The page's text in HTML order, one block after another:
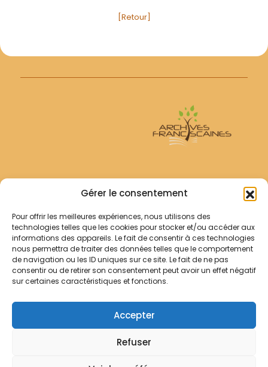
Gérer le consentement
Pour offrir les meilleures expériences, nous utilisons des
technologies telles que les cookies pour stocker et/ou accéder aux
informations des appareils. Le fait de consentir à ces technologies
nous permettra de traiter des données telles que le comportement
de navigation ou les ID uniques sur ce site. Le fait de ne pas
consentir ou de retirer son consentement peut avoir un effet négatif
sur certaines caractéristiques et fonctions.
Accepter
Refuser
[Retour]
Archives Franciscaines
RECHERCHER
Comment chercher ?
Les archives
Notre démarche
Contact